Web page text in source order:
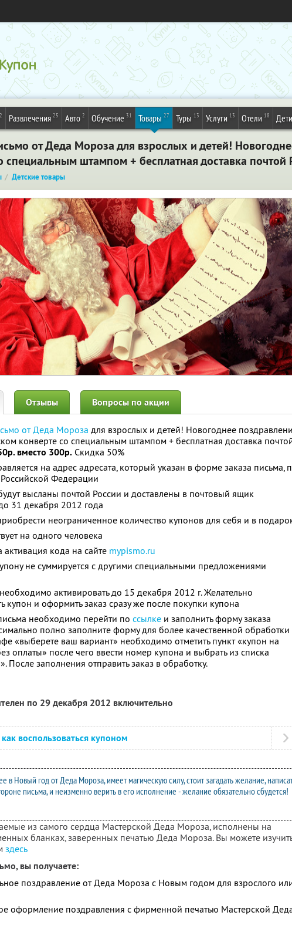
2 Развлечения 25 Авто 2 Обучение 31 Товары 27 Туры 13 Услуги 13 Отели 18 Дети
от Деда Мороза для взрослых и детей!
специальным штампом + бесплатная доставка почтой
Детские товары
Отзывы Вопросы по акции
от Деда Мороза для взрослых и детей! Новогоднее
конверте со специальным штампом + бесплатная доставка
вместо 300р. Скидка 50%
на адрес адресата, который указан в форме заказа письма,
Федерации
высланы почтой России и доставлены в почтовый ящик
31 декабря 2012 года
неограниченное количество купонов для себя и в
на одного человека
кода на сайте mypismo.ru
не суммируется с другими специальными предложениями
активировать до 15 декабря 2012 г. Желательно
купон и оформить заказ сразу же после покупки купона
необходимо перейти по ссылке и заполнить форму заказа
полно заполните форму для более качественной обработки
«выберете ваш вариант» необходимо отметить пункт «купон на
оплаты» после чего ввести номер купона и выбрать из списка
После заполнения отправить заказ в обработку.
по 29 декабря 2012 включительно
воспользоваться купоном
в Новый год от Деда Мороза, имеет магическую силу, стоит загадать желание,
письма, и неизменно верить в его исполнение - желание обязательно сбудется!
из самого сердца Мастерской Деда Мороза, исполнены на
бланках, заверенных печатью Деда Мороза. Вы можете
здесь
вы получаете:
поздравление от Деда Мороза с Новым годом для взрослого
оформление поздравления с фирменной печатью Мастерской